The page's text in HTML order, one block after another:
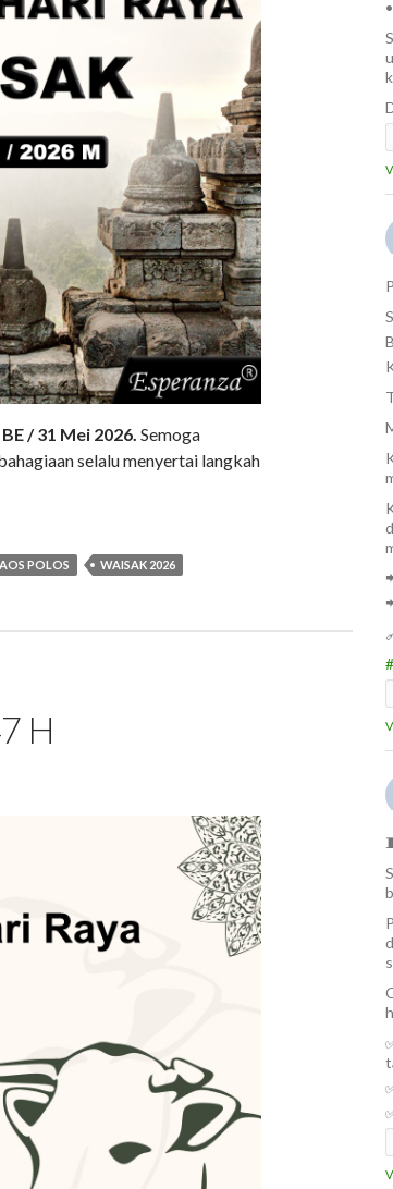
/ 31 Mei 2026. Semoga
selalu menyertai langkah
POLOS WAISAK 2026
H